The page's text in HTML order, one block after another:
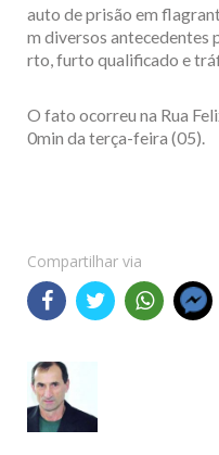
auto de prisão em
m diversos antecedentes
rto, furto qualificado e
O fato ocorreu na Rua
0min da terça-feira (05).
Compartilhar via